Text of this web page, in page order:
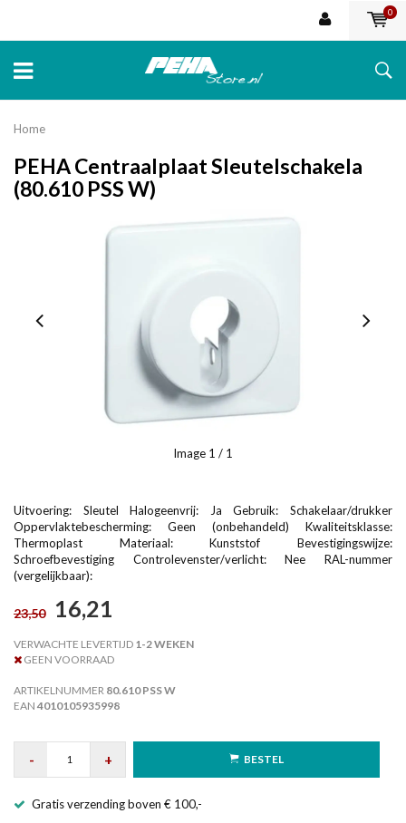
0
Home
PEHA Centraalplaat Sleutelschakela
(80.610 PSS W)
Image 1 / 1
Uitvoering: Sleutel Halogeenvrij: Ja Gebruik: Schakelaar/drukker
Oppervlaktebescherming: Geen (onbehandeld) Kwaliteitsklasse:
Thermoplast Materiaal: Kunststof Bevestigingswijze:
Schroefbevestiging Controlevenster/verlicht: Nee RAL-nummer
(vergelijkbaar):
23,50 16,21
VERWACHTE LEVERTIJD 1-2 WEKEN
GEEN VOORRAAD
ARTIKELNUMMER 80.610 PSS W
EAN 4010105935998
- + BESTEL
Gratis verzending boven € 100,-